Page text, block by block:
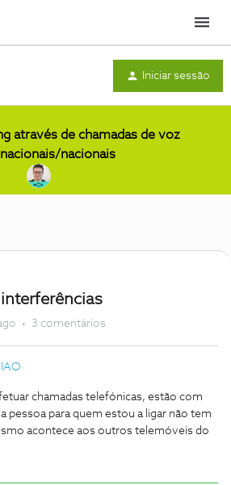
Menu
Iniciar sessão
através de chamadas de voz
nacionais
3 comentários
chamadas telefónicas, estão com
pessoa para quem estou a ligar não tem
acontece aos outros telemóveis do